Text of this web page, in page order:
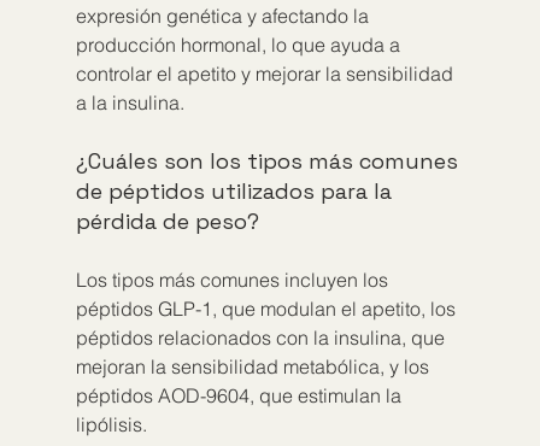
expresión genética y afectando la
producción hormonal, lo que ayuda a
controlar el apetito y mejorar la sensibilidad
a la insulina.
¿Cuáles son los tipos más comunes
de péptidos utilizados para la
pérdida de peso?
Los tipos más comunes incluyen los
péptidos GLP-1, que modulan el apetito, los
péptidos relacionados con la insulina, que
mejoran la sensibilidad metabólica, y los
péptidos AOD-9604, que estimulan la
lipólisis.